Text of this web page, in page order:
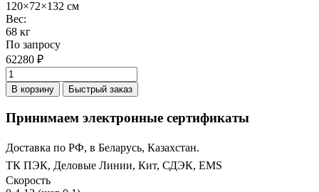
120×72×132 см
Вес:
68 кг
По запросу
62280 ₽
В корзину Быстрый заказ
Принимаем электронные сертификаты
Доставка по РФ, в Беларусь, Казахстан.
ТК ПЭК, Деловые Линии, Кит, СДЭК, EMS
Скорость